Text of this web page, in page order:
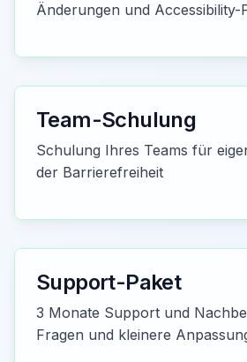
Änderungen und Accessibility-
Team-Schulung
Schulung Ihres Teams für
der Barrierefreiheit
Support-Paket
3 Monate Support und
Fragen und kleinere